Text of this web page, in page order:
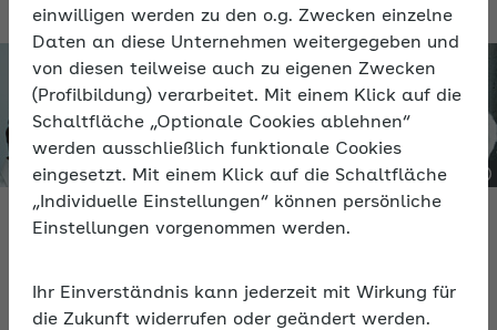
einwilligen werden zu den o.g. Zwecken einzelne
Daten an diese Unternehmen weitergegeben und
von diesen teilweise auch zu eigenen Zwecken
(Profilbildung) verarbeitet. Mit einem Klick auf die
Schaltfläche „Optionale Cookies ablehnen“
werden ausschließlich funktionale Cookies
eingesetzt. Mit einem Klick auf die Schaltfläche
„Individuelle Einstellungen“ können persönliche
Einstellungen vorgenommen werden.
Ihr Einverständnis kann jederzeit mit Wirkung für
die Zukunft widerrufen oder geändert werden.
Video